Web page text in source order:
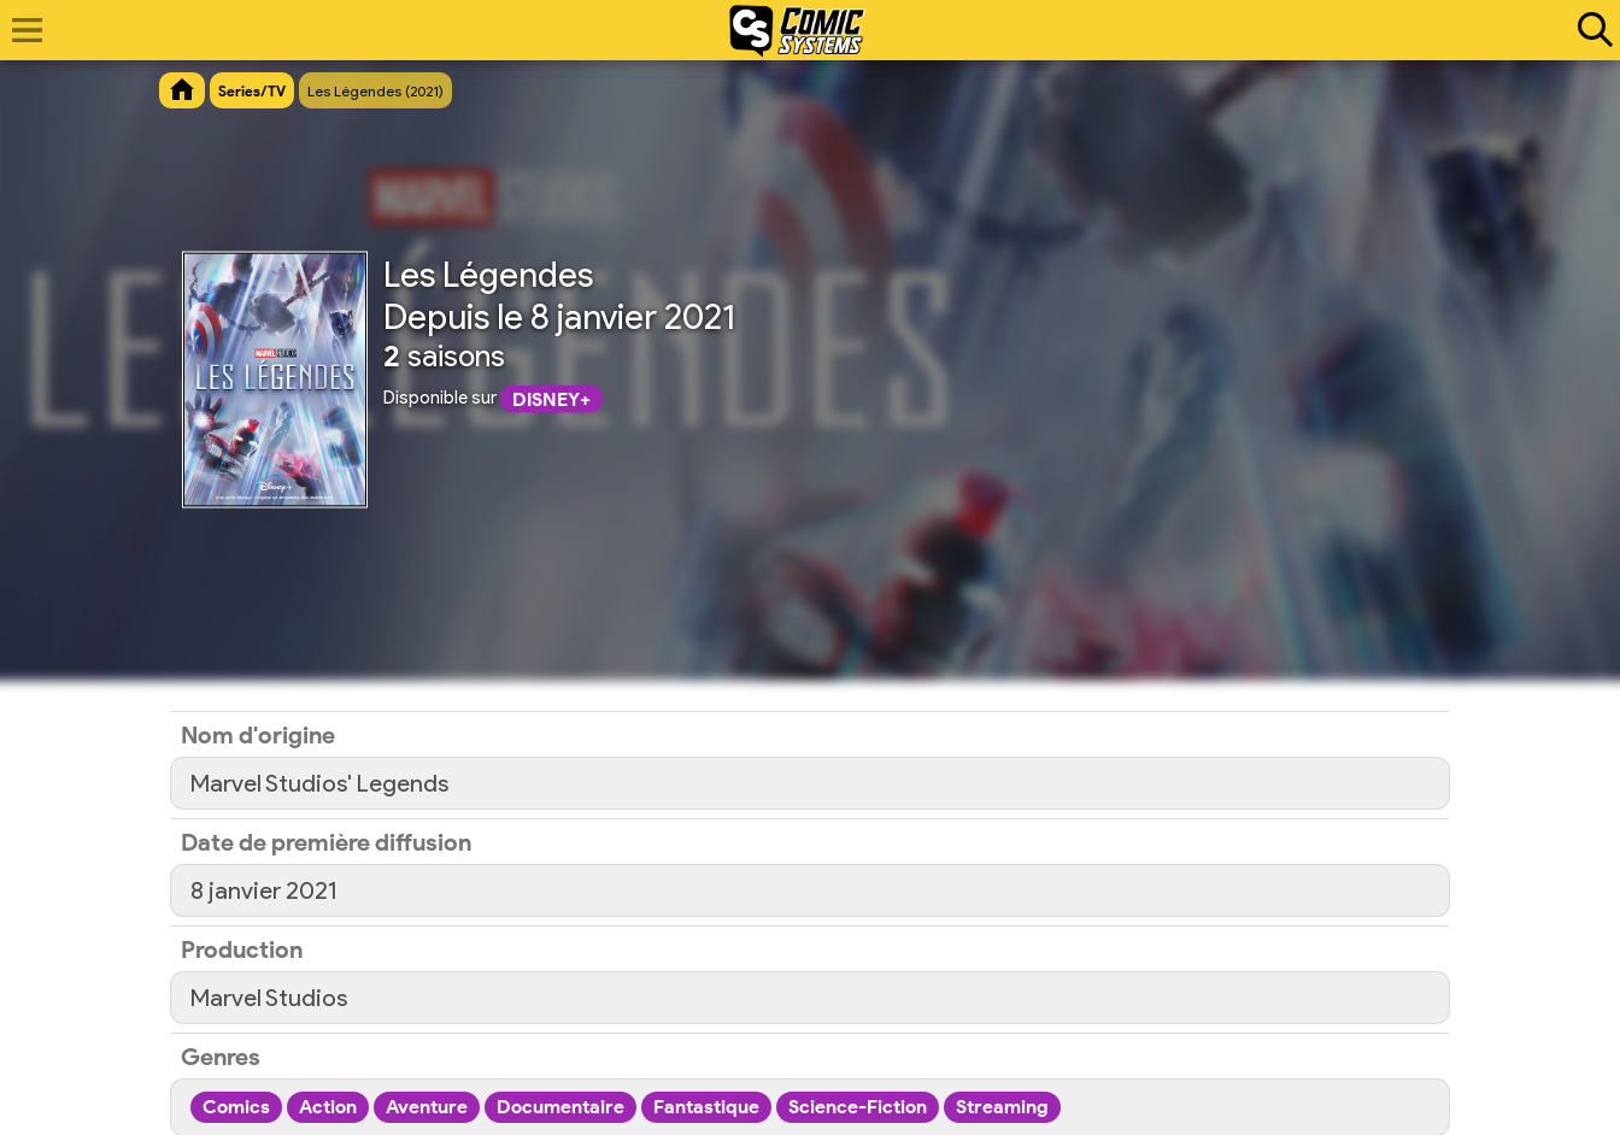
Series/TV Les Légendes (2021)
Les Légendes
Depuis le 8 janvier 2021
2saisons
Disponible sur DISNEY+
Nom d'origine
Marvel Studios' Legends
Date de première diffusion
8 janvier 2021
Production
Marvel Studios
Genres
Comics Action Aventure Documentaire Fantastique Science-Fiction Streaming